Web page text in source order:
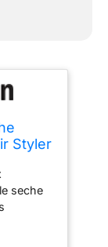
Styler
à Air
seche